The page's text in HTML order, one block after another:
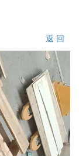
返 回